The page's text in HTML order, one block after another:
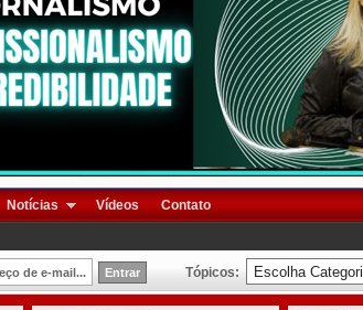
Notícias Vídeos Contato
Tópicos: